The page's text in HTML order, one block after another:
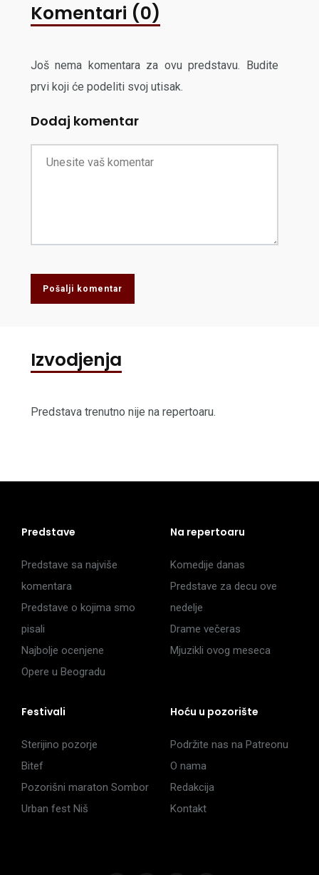
Komentari (0)
Još nema komentara za ovu predstavu. Budite
prvi koji će podeliti svoj utisak.
Dodaj komentar
Pošalji komentar
Izvodjenja
Predstava trenutno nije na repertoaru.
Predstave
Predstave sa najviše
komentara
Predstave o kojima smo
pisali
Najbolje ocenjene
Opere u Beogradu
Na repertoaru
Komedije danas
Predstave za decu ove
nedelje
Drame večeras
Mjuzikli ovog meseca
Festivali
Sterijino pozorje
Bitef
Pozorišni maraton Sombor
Urban fest Niš
Hoću u pozorište
Podržite nas na Patreonu
O nama
Redakcija
Kontakt